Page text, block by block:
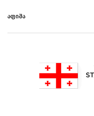
ᲐᲤᲘᲨᲐ